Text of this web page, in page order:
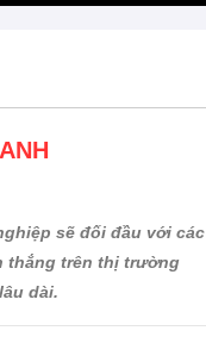
sẽ đối đầu với các
thắng trên thị trường
dài.